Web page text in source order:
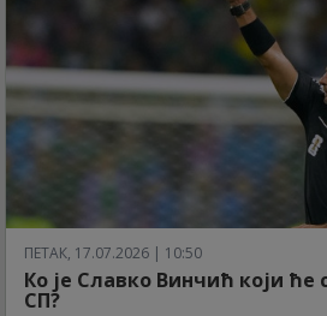
ПЕТАК, 17.07.2026 | 10:50
Ко је Славко Винчић који ће
СП?